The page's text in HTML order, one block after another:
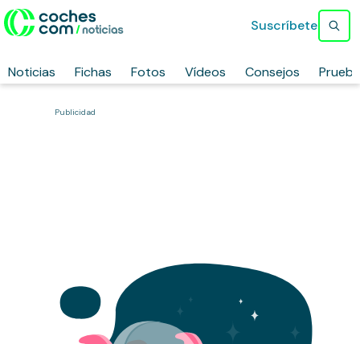
Noticias Fichas Fotos Vídeos Consejos
Suscríbete
Publicidad